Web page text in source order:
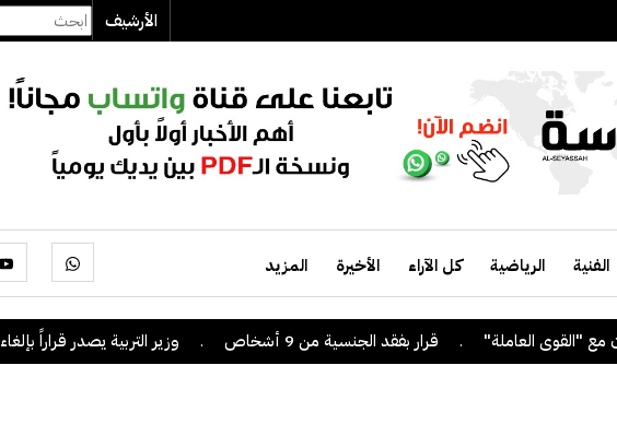
الأرشيف
الفنية الرياضية كل الآراء الأخيرة المزيد
. قرار بفقد الجنسية من 9 أشخاص . وزير التربية يصدر قراراً بإلغاء